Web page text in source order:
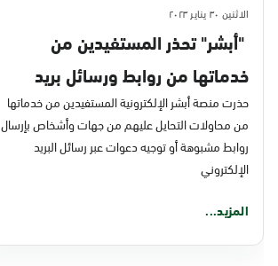
الاثنين ٣٠ يناير ٢٠٢٣
"أبشر" تحذر المستفيدين من
خدماتها من روابط ورسائل بريد
إلكتروني مشبوهة
حذرت منصة أبشر الإلكترونية المستفيدين من خدماتها
من محاولات التحايل عليهم من جهات وأشخاص بإرسال
روابط مشبوهة أو توجيه دعوات عبر رسائل البريد
الإلكتروني
المزيد...